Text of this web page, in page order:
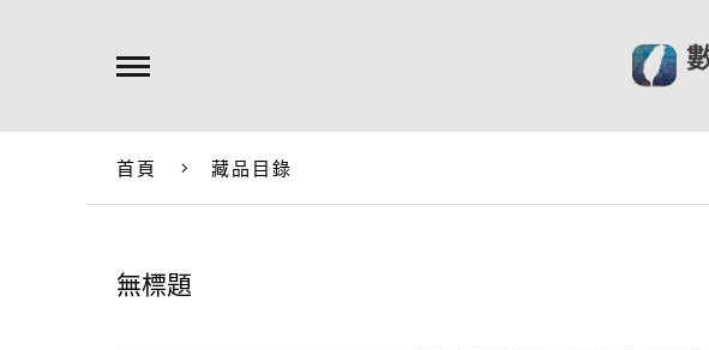
首頁 藏品目錄
無標題